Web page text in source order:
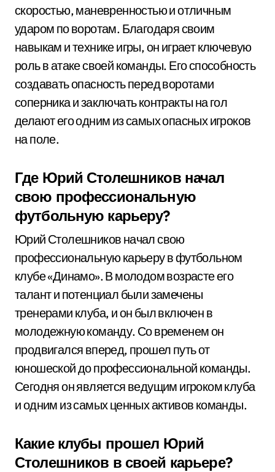
скоростью, маневренностью и отличным
ударом по воротам. Благодаря своим
навыкам и технике игры, он играет ключевую
роль в атаке своей команды. Его способность
создавать опасность перед воротами
соперника и заключать контракты на гол
делают его одним из самых опасных игроков
на поле.
Где Юрий Столешников начал
свою профессиональную
футбольную карьеру?
Юрий Столешников начал свою
профессиональную карьеру в футбольном
клубе «Динамо». В молодом возрасте его
талант и потенциал были замечены
тренерами клуба, и он был включен в
молодежную команду. Со временем он
продвигался вперед, прошел путь от
юношеской до профессиональной команды.
Сегодня он является ведущим игроком клуба
и одним из самых ценных активов команды.
Какие клубы прошел Юрий
Столешников в своей карьере?